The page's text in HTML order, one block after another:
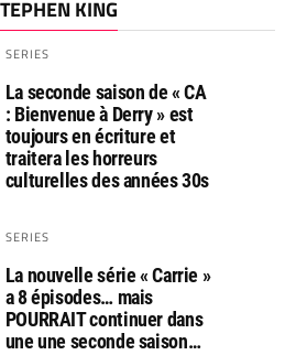
KING
SERIES
La seconde saison de « CA
: Bienvenue à Derry » est
toujours en écriture et
traitera les horreurs
culturelles des années 30s
SERIES
La nouvelle série « Carrie »
a 8 épisodes… mais
POURRAIT continuer dans
une une seconde saison…